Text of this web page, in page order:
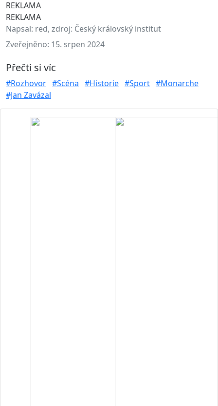
REKLAMA
REKLAMA
Napsal: red, zdroj: Český královský institut
Zveřejněno: 15. srpen 2024
Přečti si víc
#Rozhovor #Scéna #Historie #Sport #Monarche
#Jan Zavázal